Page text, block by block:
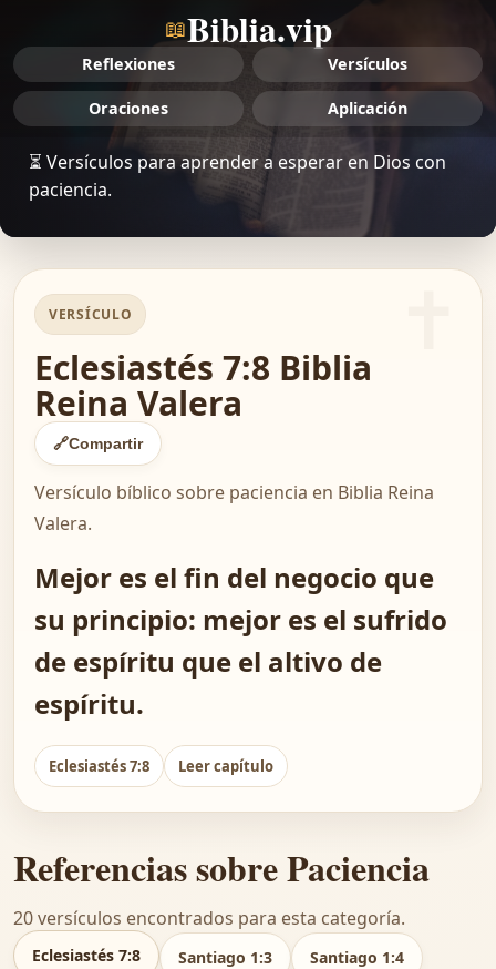
📖Biblia.vip
Reflexiones Versículos
Oraciones Aplicación
⏳ Versículos para aprender a esperar en Dios con
paciencia.
VERSÍCULO
Eclesiastés 7:8 Biblia
Reina Valera
🔗Compartir
Versículo bíblico sobre paciencia en Biblia Reina
Valera.
Mejor es el fin del negocio que
su principio: mejor es el sufrido
de espíritu que el altivo de
espíritu.
Eclesiastés 7:8 Leer capítulo
Referencias sobre Paciencia
20 versículos encontrados para esta categoría.
Eclesiastés 7:8 Santiago 1:3 Santiago 1:4